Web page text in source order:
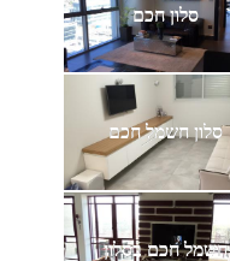
סלון חכם
סלון חשמל חכם
חשמל חכם בסלון